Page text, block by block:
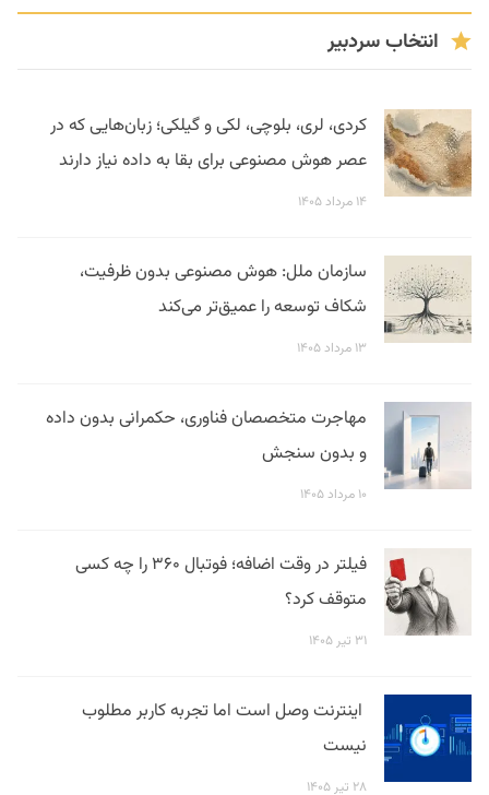
انتخاب سردبیر
کردی، لری، بلوچی، لکی و گیلکی؛ زبان‌هایی که در
عصر هوش مصنوعی برای بقا به داده نیاز دارند
۱۴ مرداد ۱۴۰۵
سازمان ملل: هوش مصنوعی بدون ظرفیت،
شکاف توسعه را عمیق‌تر می‌کند
۱۳ مرداد ۱۴۰۵
مهاجرت متخصصان فناوری، حکمرانی بدون داده
و بدون سنجش
۱۰ مرداد ۱۴۰۵
فیلتر در وقت اضافه؛ فوتبال ۳۶۰ را چه کسی
متوقف کرد؟
۳۱ تیر ۱۴۰۵
اینترنت وصل است اما تجربه کاربر مطلوب
نیست
۲۸ تیر ۱۴۰۵